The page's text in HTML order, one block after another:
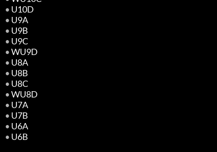
• U10D
• U9A
• U9B
• U9C
•WU9D
• U8A
• U8B
• U8C
•WU8D
• U7A
• U7B
• U6A
• U6B